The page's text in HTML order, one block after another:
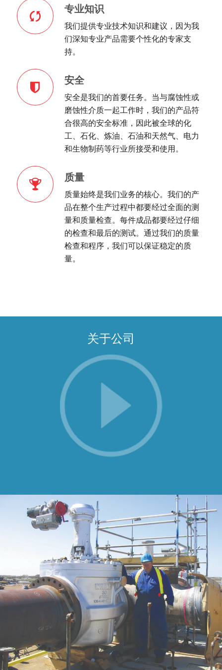
专业知识
我们提供专业技术知识和建议，因为我
们深知专业产品需要个性化的专家支
持。
安全
安全是我们的首要任务。当与腐蚀性或
磨蚀性介质一起工作时，我们的产品符
合很高的安全标准，因此被全球的化
工、石化、炼油、石油和天然气、电力
和生物制药等行业所接受和使用。
质量
质量始终是我们业务的核心。我们的产
品在整个生产过程中都要经过全面的测
量和质量检查。每件成品都要经过仔细
的检查和最后的测试。通过我们的质量
检查和程序，我们可以保证稳定的质
量。
关于公司